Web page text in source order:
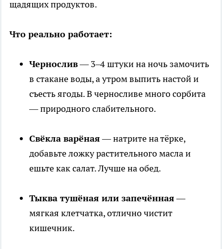
щадящих продуктов.
Что реально работает:
Чернослив— 3–4 штуки на ночь замочить
в стакане воды, а утром выпить настой и
съесть ягоды. В черносливе много сорбита
— природного слабительного.
Свёкла варёная— натрите на тёрке,
добавьте ложку растительного масла и
ешьте как салат. Лучше на обед.
Тыква тушёная или запечённая—
мягкая клетчатка, отлично чистит
кишечник.